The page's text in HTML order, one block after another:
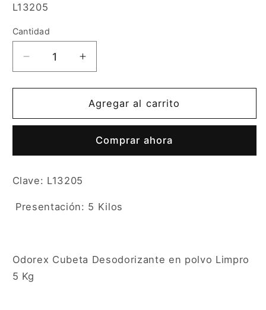
SKU:
L13205
Cantidad
Cantidad
Reducir
cantidad
para
Cubeta
Kg
Aumentar
cantidad
para
Odorex
Cubeta
Kg
Agregar al carrito
Comprar ahora
Clave: L13205
Presentación: 5 Kilos
Odorex Cubeta Desodorizante en polvo Limpro
5 Kg